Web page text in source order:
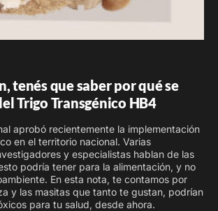
tenés que saber por qué se
Trigo Transgénico HB4
aprobó recientemente la implementación
en el territorio nacional. Varias
y especialistas hablan de las
podría tener para la alimentación, y no
En esta nota, te contamos por
y las masitas que tanto te gustan, podrían
para tu salud, desde ahora.